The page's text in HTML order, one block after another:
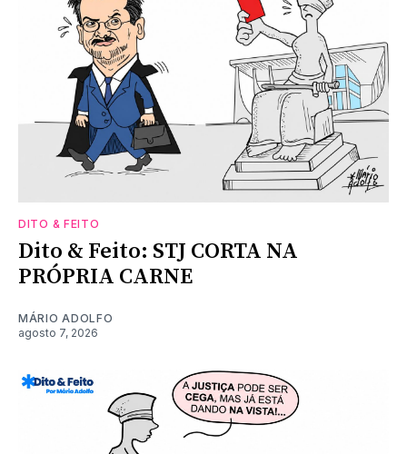
DITO & FEITO
Dito & Feito: STJ CORTA NA
PRÓPRIA CARNE
MÁRIO ADOLFO
agosto 7, 2026